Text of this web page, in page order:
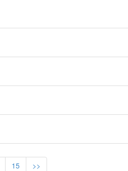
15 >>